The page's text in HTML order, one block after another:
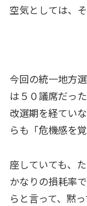
空気としては、
今回の統一地方
は５０議席だった
改選期を経てい
らも「危機感を
座していても、
かなりの損耗率
らと言って、黙